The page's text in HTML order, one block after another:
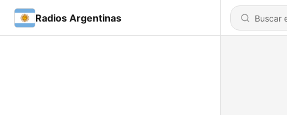
Radios Argentinas